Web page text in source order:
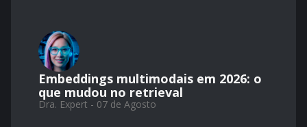
Embeddings multimodais em 2026: o
que mudou no retrieval
Dra. Expert - 07 de Agosto